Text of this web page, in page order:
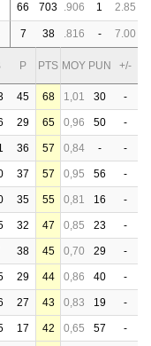
66 703 .906 1 2.85
7 38 .816 - 7.00
P PTS MOY PUN +/-
45 68 1,01 30 -
29 65 0,96 50 -
36 57 0,84 - -
37 57 0,95 56 -
35 55 0,81 16 -
32 47 0,85 23 -
38 45 0,70 29 -
29 44 0,86 40 -
27 43 0,83 19 -
17 42 0,65 57 -